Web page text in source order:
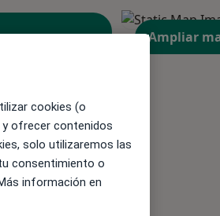
disponible
Ampliar
cookies (o
ofrecer contenidos
solo utilizaremos las
consentimiento o
información en